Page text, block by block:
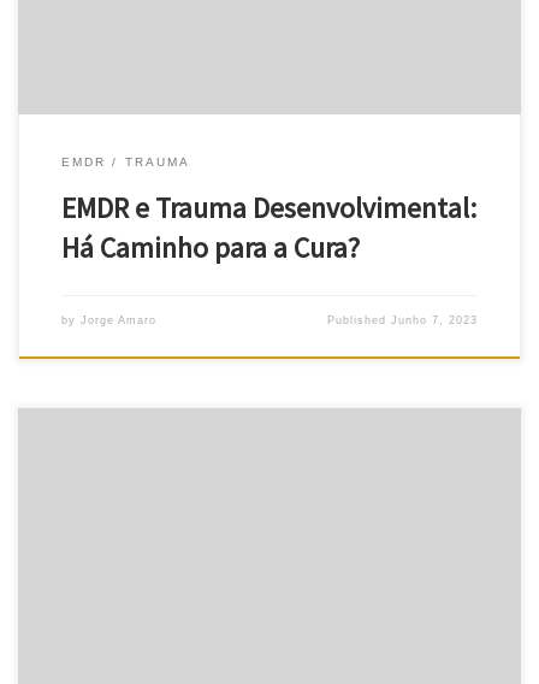
EMDR TRAUMA
EMDR e Trauma Desenvolvimental:
Há Caminho para a Cura?
by Jorge Amaro PublishedJunho 7, 2023